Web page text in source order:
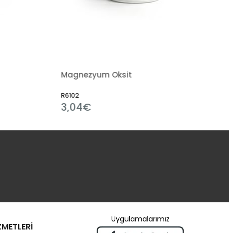
Magnezyum Oksit
R6102
3,04€
Uygulamalarımız